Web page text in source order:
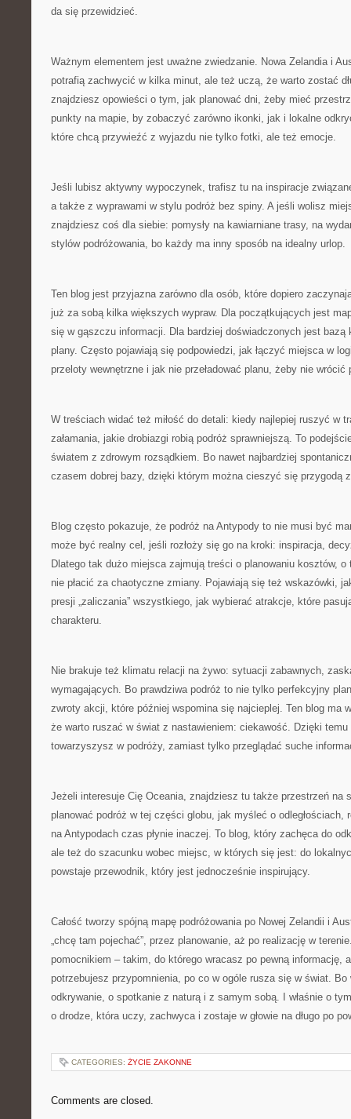
da się przewidzieć.
Ważnym elementem jest uważne zwiedzanie. Nowa Zelandia i
potrafią zachwycić w kilka minut, ale też uczą, że warto zostać
znajdziesz opowieści o tym, jak planować dni, żeby mieć
punkty na mapie, by zobaczyć zarówno ikonki, jak i lokalne
które chcą przywieźć z wyjazdu nie tylko fotki, ale też emocje.
Jeśli lubisz aktywny wypoczynek, trafisz tu na inspiracje
a także z wyprawami w stylu podróż bez spiny. A jeśli wolisz
znajdziesz coś dla siebie: pomysły na kawiarniane trasy, na
stylów podróżowania, bo każdy ma inny sposób na idealny urlop.
Ten blog jest przyjazna zarówno dla osób, które dopiero
już za sobą kilka większych wypraw. Dla początkujących jest
się w gąszczu informacji. Dla bardziej doświadczonych jest bazą
plany. Często pojawiają się podpowiedzi, jak łączyć miejsca w
przeloty wewnętrzne i jak nie przeładować planu, żeby nie wrócić
W treściach widać też miłość do detali: kiedy najlepiej ruszyć w
załamania, jakie drobiazgi robią podróż sprawniejszą. To
światem z zdrowym rozsądkiem. Bo nawet najbardziej
czasem dobrej bazy, dzięki którym można cieszyć się przygodą
Blog często pokazuje, że podróż na Antypody to nie musi być
może być realny cel, jeśli rozłoży się go na kroki: inspiracja,
Dlatego tak dużo miejsca zajmują treści o planowaniu kosztów,
nie płacić za chaotyczne zmiany. Pojawiają się też wskazówki,
presji „zaliczania” wszystkiego, jak wybierać atrakcje, które
charakteru.
Nie brakuje też klimatu relacji na żywo: sytuacji zabawnych,
wymagających. Bo prawdziwa podróż to nie tylko perfekcyjny
zwroty akcji, które później wspomina się najcieplej. Ten blog ma
że warto ruszać w świat z nastawieniem: ciekawość. Dzięki
towarzyszysz w podróży, zamiast tylko przeglądać suche
Jeżeli interesuje Cię Oceania, znajdziesz tu także przestrzeń na
planować podróż w tej części globu, jak myśleć o odległościach,
na Antypodach czas płynie inaczej. To blog, który zachęca do
ale też do szacunku wobec miejsc, w których się jest: do
powstaje przewodnik, który jest jednocześnie inspirujący.
Całość tworzy spójną mapę podróżowania po Nowej Zelandii i
„chcę tam pojechać”, przez planowanie, aż po realizację w
pomocnikiem – takim, do którego wracasz po pewną informację,
potrzebujesz przypomnienia, po co w ogóle rusza się w świat.
odkrywanie, o spotkanie z naturą i z samym sobą. I właśnie o
o drodze, która uczy, zachwyca i zostaje w głowie na długo po
CATEGORIES: ŻYCIE ZAKONNE
Comments are closed.